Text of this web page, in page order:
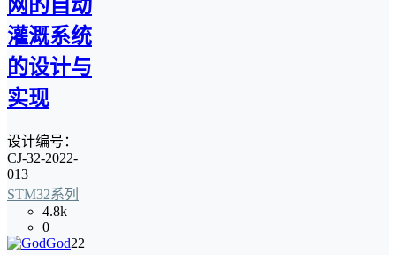
网的自动
灌溉系统
的设计与
实现
设计编号：
CJ-32-2022-
013
STM32系列
4.8k
0
God22